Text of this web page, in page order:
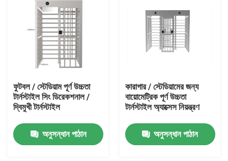
ফুটবল / স্টেডিয়াম পূর্ণ উচ্চতা
টার্নস্টাইল সিং ডিরেকশনাল /
দ্বিমুখী টার্নস্টাইল
অনুসন্ধান পাঠান
কারাগার / স্টেডিয়ামের জন্য
বায়োমেট্রিক পূর্ণ উচ্চতা
টার্নস্টাইল অ্যাক্সেস নিয়ন্ত্রণ
অনুসন্ধান পাঠান